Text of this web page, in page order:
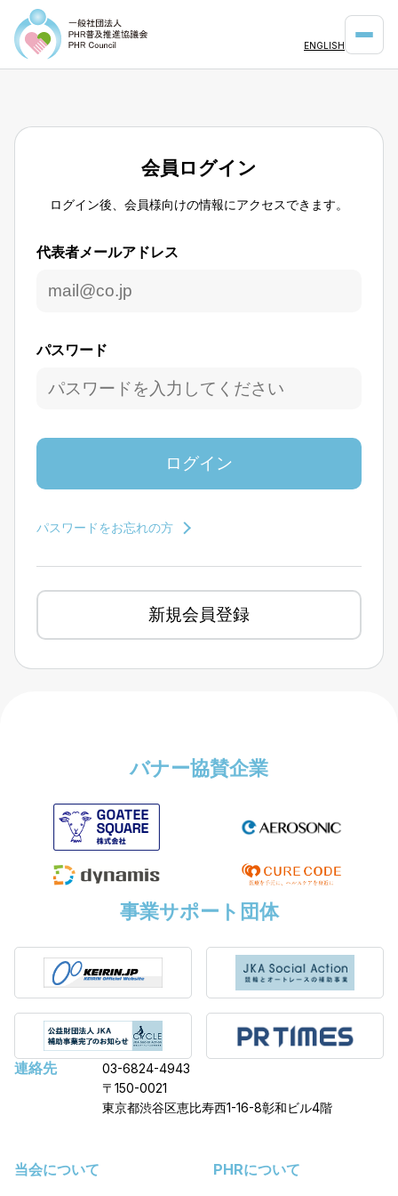
ENGLISH
会員ログイン
ログイン後、会員様向けの情報にアクセスできます。
代表者メールアドレス
パスワード
パスワードをお忘れの方
新規会員登録
バナー協賛企業
事業サポート団体
連絡先
03-6824-4943
〒150-0021
東京都渋谷区恵比寿西1-16-8彰和ビル4階
当会について PHRについて